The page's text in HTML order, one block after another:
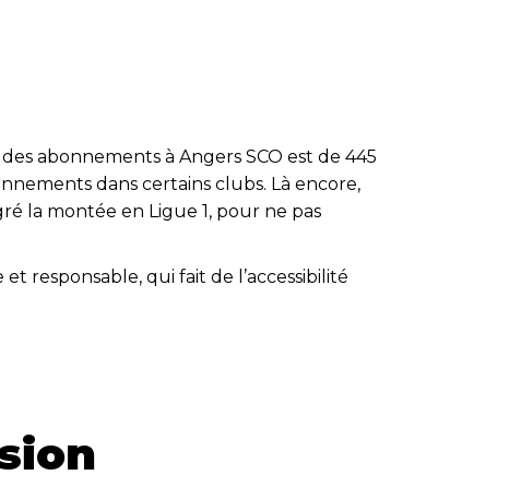
abonnements à Angers SCO est de 445
dans certains clubs. Là encore,
la montée en Ligue 1, pour ne pas
responsable, qui fait de l’accessibilité